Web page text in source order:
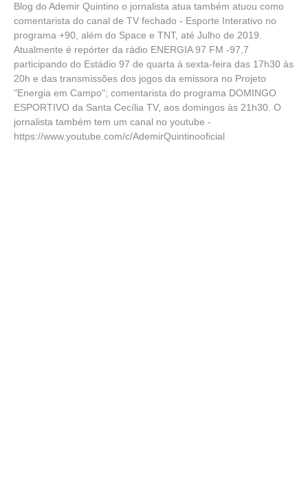
Blog do Ademir Quintino o jornalista atua também atuou como
comentarista do canal de TV fechado - Esporte Interativo no
programa +90, além do Space e TNT, até Julho de 2019.
Atualmente é repórter da rádio ENERGIA 97 FM -97,7
participando do Estádio 97 de quarta á sexta-feira das 17h30 às
20h e das transmissões dos jogos da emissora no Projeto
"Energia em Campo"; comentarista do programa DOMINGO
ESPORTIVO da Santa Cecília TV, aos domingos às 21h30. O
jornalista também tem um canal no youtube -
https://www.youtube.com/c/AdemirQuintinooficial